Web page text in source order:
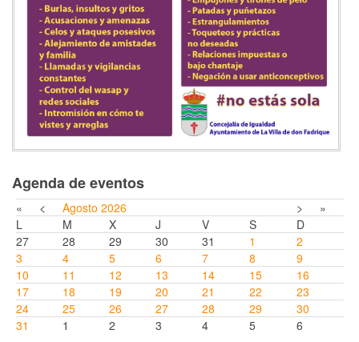
Agenda de eventos
« < Agosto 2026 >
»
L
M X J V S
D
27
28 29 30 31 1
2
3
4 5 6 7 8
9
10
11 12 13 14 15
16
17
18 19 20 21 22
23
24
25 26 27 28 29
30
31
1 2 3 4 5 6